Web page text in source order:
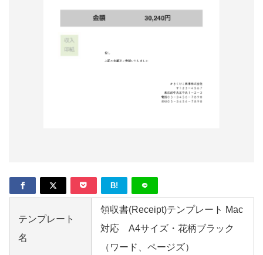
B!
テンプレート
名
領収書(Receipt)テンプレート Mac
対応 A4サイズ・花柄ブラック
（ワード、ページズ）